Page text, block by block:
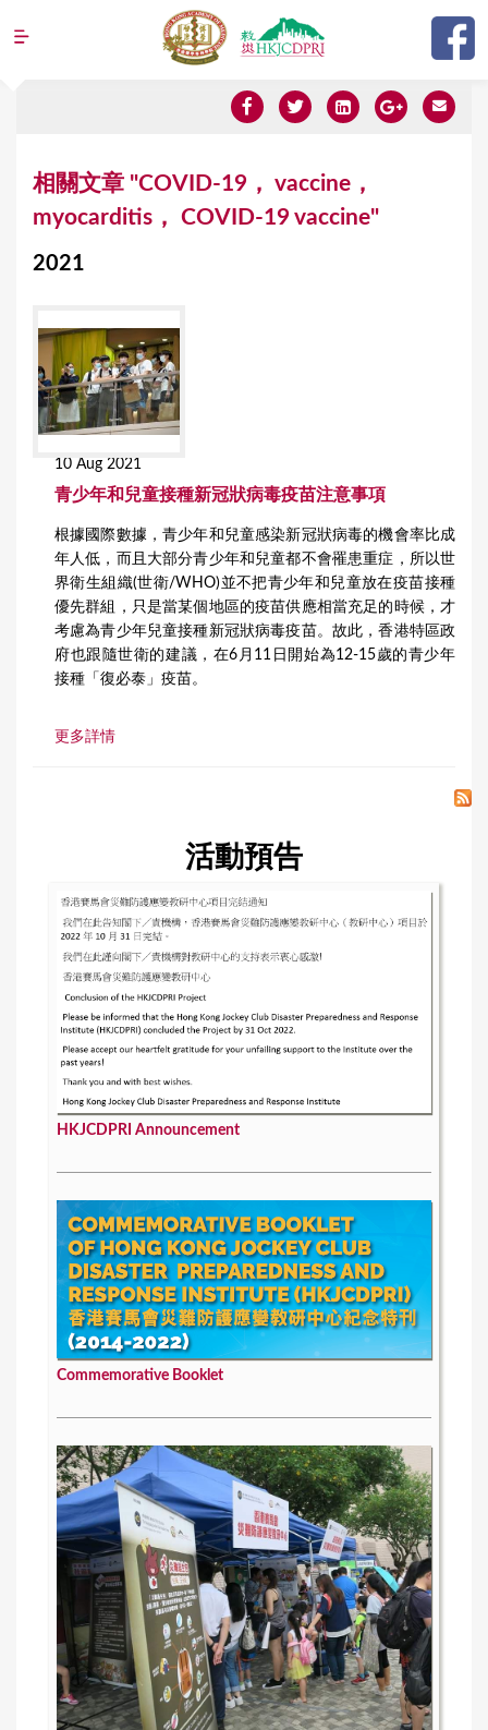
Jump to navigation
相關文章 "COVID-19， vaccine，
myocarditis， COVID-19 vaccine"
2021
10 Aug 2021
青少年和兒童接種新冠狀病毒疫苗注意事項
根據國際數據，青少年和兒童感染新冠狀病毒的機會率比成
年人低，而且大部分青少年和兒童都不會罹患重症，所以世
界衛生組織(世衛/WHO)並不把青少年和兒童放在疫苗接種
優先群組，只是當某個地區的疫苗供應相當充足的時候，才
考慮為青少年兒童接種新冠狀病毒疫苗。故此，香港特區政
府也跟隨世衛的建議，在6月11日開始為12-15歲的青少年
接種「復必泰」疫苗。
更多詳情
活動預告
HKJCDPRI Announcement
Commemorative Booklet